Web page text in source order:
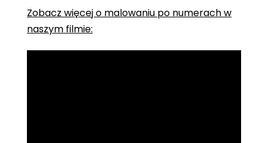
Zobacz więcej o malowaniu po numerach w
naszym filmie: